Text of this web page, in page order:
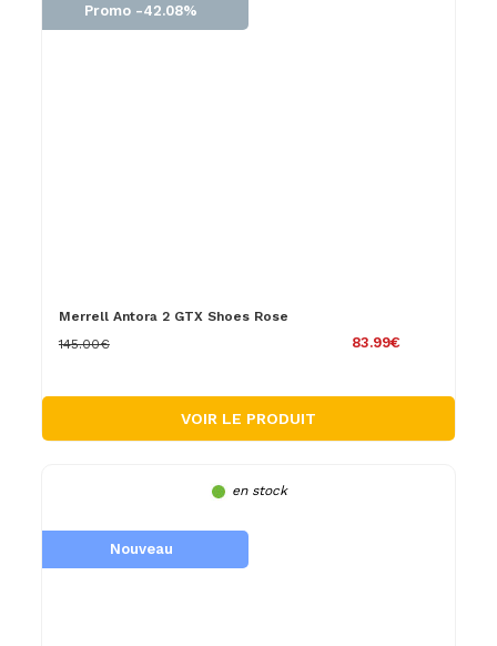
Promo -42.08%
Merrell Antora 2 GTX Shoes Rose
83.99€
145.00€
VOIR LE PRODUIT
en stock
Nouveau